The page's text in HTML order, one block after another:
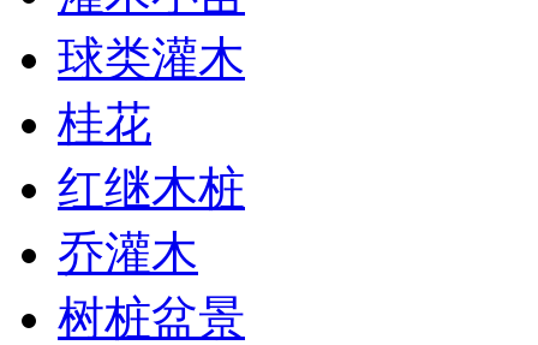
球类灌木
桂花
红继木桩
乔灌木
树桩盆景